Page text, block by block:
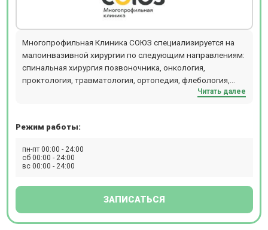
Многопрофильная Клиника СОЮЗ специализируется на
малоинвазивной хирургии по следующим направлениям:
спинальная хирургия позвоночника, онкология,
проктология, травматология, ортопедия, флебология,
гинекология, урология, маммология. Обладает новейшей
исследования проводятся пациентам с весом до 220 кг.
КТ и рентгена детям необходимо направление от врача.
При проведении МРТ исследований под наркозом и при
колл-центром клиники по телефону.
Читать далее
Режим работы:
пн-пт 00:00 - 24:00
сб 00:00 - 24:00
вс 00:00 - 24:00
ЗАПИСАТЬСЯ